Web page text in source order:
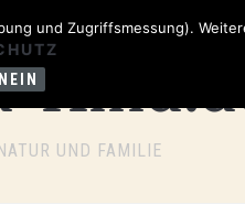
UND FAMILIE
und Zugriffsmessung).
NEIN